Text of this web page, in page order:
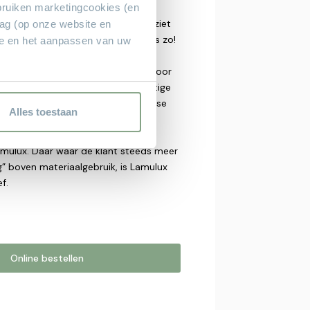
marketingcookies (en
(op onze website en
en het aanpassen van uw
Alles toestaan
heeft het dezelfde
van massief hout. Het ziet
echt hout, het voelt ook nog eens zo!
hout, het is minder gevoelig voor
Afnemen met een vochtige
ook bij knoeien of vlekken. Diverse
woonprogramma’s met de
zijn vervaardigd van het
Daar waar de klant steeds meer
boven materiaalgebruik, is Lamulux
Online bestellen